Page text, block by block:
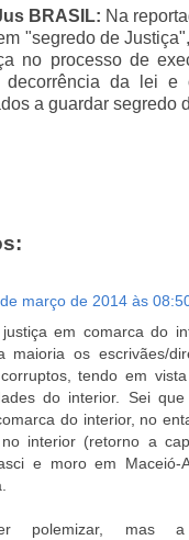
BRASIL: Na
"segredo de
no processo de
da lei e
a guardar segredo
março de 2014 às
em comarca do
maioria os escrivães/
tendo em
do interior. Sei
do interior, no
interior (retorno a
e moro em Maceió-
polemizar, mas